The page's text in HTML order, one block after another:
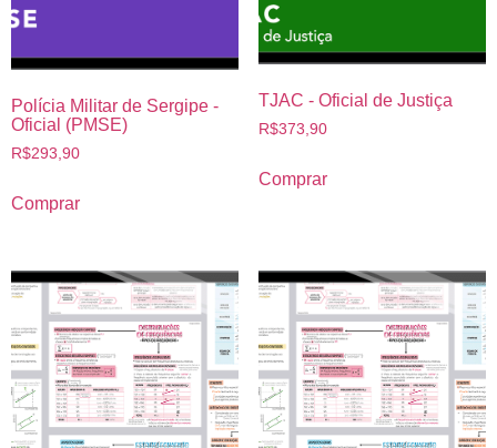
Polícia Militar de Sergipe -
Oficial (PMSE)
R$293,90
Comprar
TJAC - Oficial de Justiça
R$373,90
Comprar